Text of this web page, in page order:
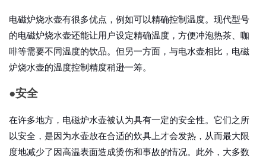
电磁炉烧水壶有很多优点，例如可以精确控制温度。现代型号
的电磁炉烧水壶还能让用户设定精确温度，方便冲泡热茶、咖
啡等需要不同温度的饮品。但另一方面，与电水壶相比，电磁
炉烧水壶的温度控制精度稍逊一筹。
●安全
在许多地方， 电磁炉水壶被认为具有一定的安全性。它们之所
以安全，是因为水壶放在合适的炊具上才会发热，从而最大限
度地减少了因高温表面造成烫伤和事故的情况。此外，大多数